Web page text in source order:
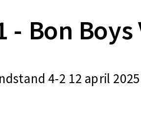
- Bon Boys
Competitie Eindstand 4-2 12 april 2025